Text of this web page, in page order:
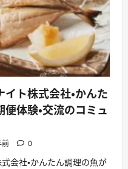
ト株式会社・かんた
体験・交流のコミュ
前 0
会社・かんたん調理の魚が